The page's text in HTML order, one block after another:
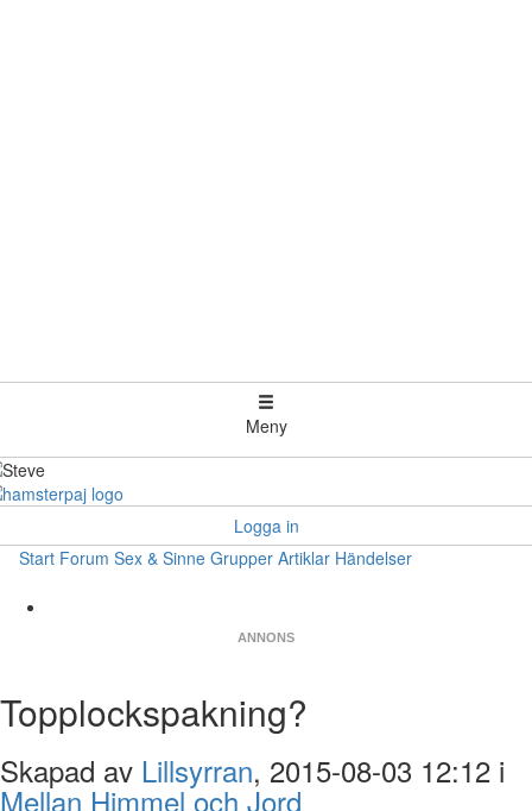
Meny
Logga in
Start Forum Sex & Sinne Grupper Artiklar Händelser
ANNONS
Topplockspakning?
Skapad av Lillsyrran, 2015-08-03 12:12 i
Mellan Himmel och Jord